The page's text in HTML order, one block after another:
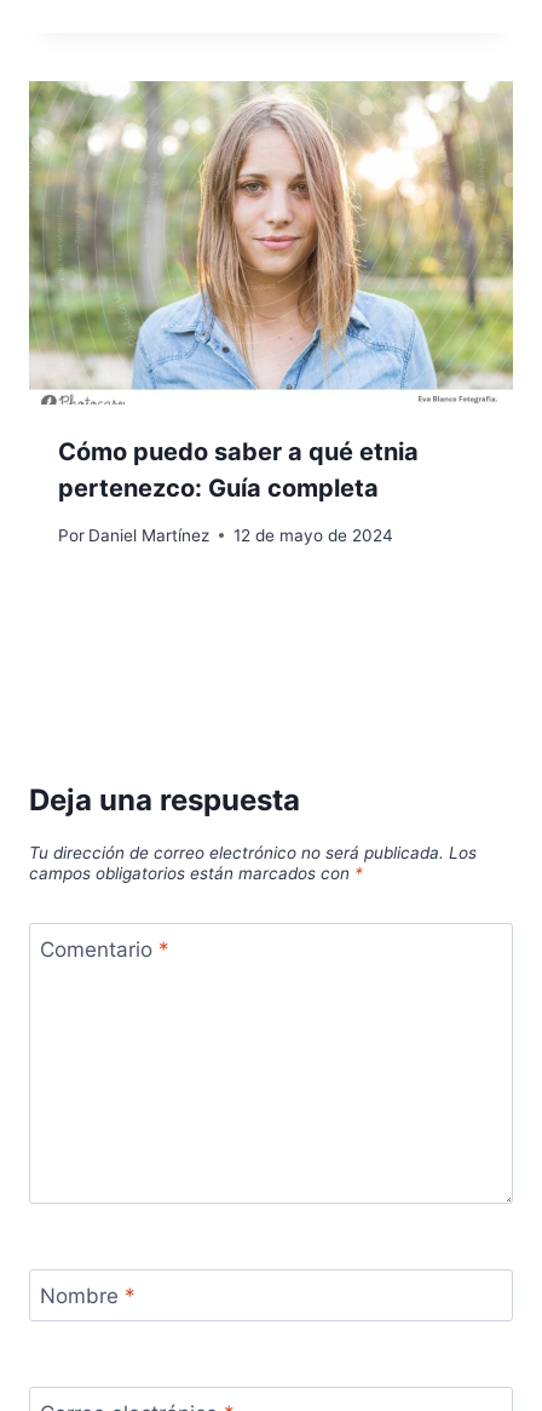
Cómo puedo saber a qué etnia
pertenezco: Guía completa
Por Daniel Martínez 12 de mayo de 2024
Deja una respuesta
Tu dirección de correo electrónico no será publicada. Los
campos obligatorios están marcados con *
Comentario *
Nombre *